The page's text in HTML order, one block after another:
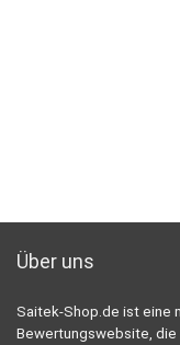
Über uns
Saitek-Shop.de ist eine
Bewertungswebsite,